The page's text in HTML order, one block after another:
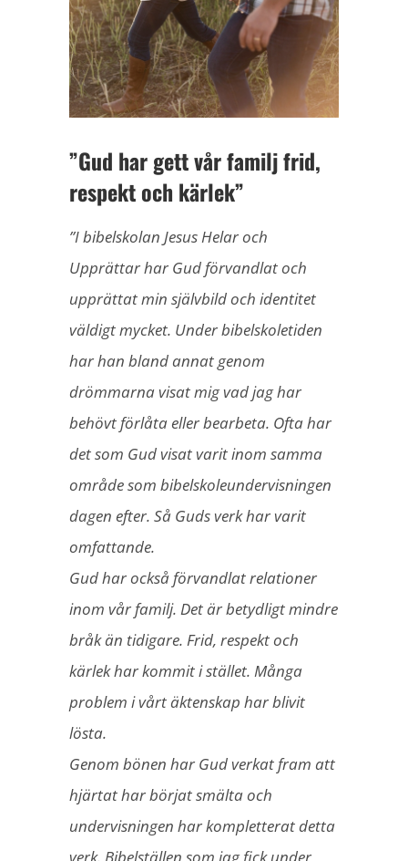
bild
”Gud har gett vår familj frid,
respekt och kärlek”
”I bibelskolan Jesus Helar och
Upprättar har Gud förvandlat och
upprättat min självbild och identitet
väldigt mycket. Under bibelskoletiden
har han bland annat genom
drömmarna visat mig vad jag har
behövt förlåta eller bearbeta. Ofta har
det som Gud visat varit inom samma
område som bibelskoleundervisningen
dagen efter. Så Guds verk har varit
omfattande.
Gud har också förvandlat relationer
inom vår familj. Det är betydligt mindre
bråk än tidigare. Frid, respekt och
kärlek har kommit i stället. Många
problem i vårt äktenskap har blivit
lösta.
Genom bönen har Gud verkat fram att
hjärtat har börjat smälta och
undervisningen har kompletterat detta